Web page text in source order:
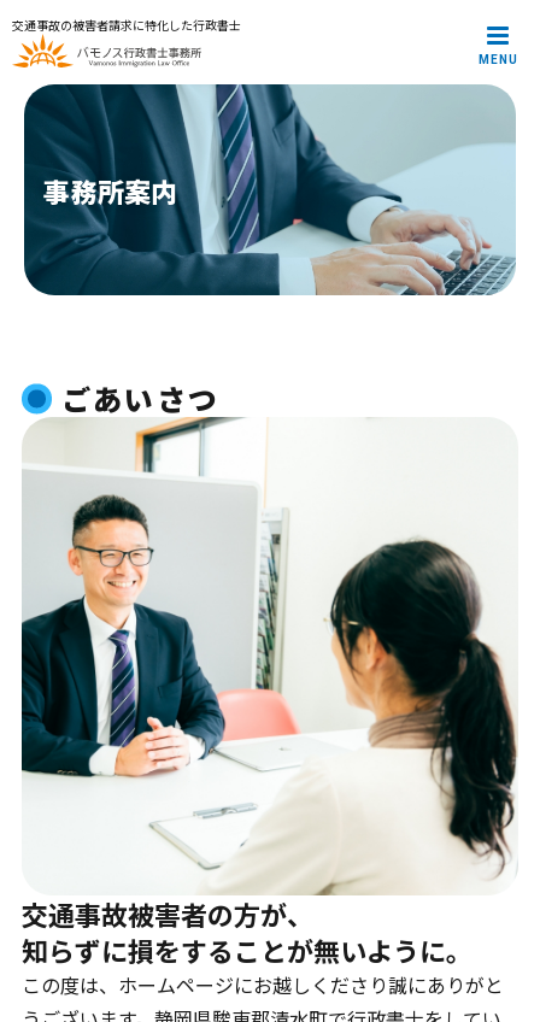
交通事故の被害者請求に特化した行政書士
MENU
事務所案内
ごあいさつ
交通事故被害者の方が、
知らずに損をすることが無いように。
この度は、ホームページにお越しくださり誠にありがと
メインメニュー
トップページ
代表プロフィール
サービス案内
解決事例
お役立ち記事
お知らせ
プライバシーポリシー
お問合せ
何かご質問やご相談がございましたら、お気軽にお問合
せください。
事故後早めのご相談をお勧めします。
070-9066-7931
9:00～20：00
メールから相談する
24時間365日受付